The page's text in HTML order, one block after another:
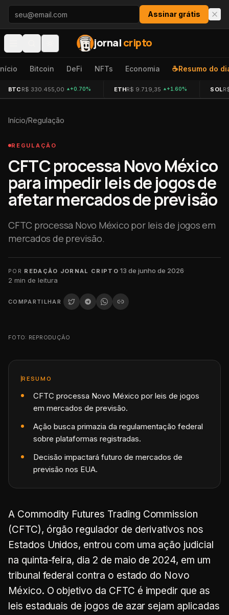
Pular para o conteúdo
Assinar grátis
jornalcripto
Bitcoin DeFi NFTs Economia ☕Resumo do
BTC R$ 330.455,00 +0.70% ETHR$ 9.719,35 +1.60% SOL
Início/Regulação
REGULAÇÃO
CFTC processa Novo México
para impedir leis de jogos de
afetar mercados de previsão
CFTC processa Novo México por leis de jogos em
mercados de previsão.
POR REDAÇÃO JORNAL CRIPTO·13 de junho de 2026·
2 min de leitura
COMPARTILHAR
FOTO: REPRODUÇÃO
RESUMO
CFTC processa Novo México por leis de jogos
em mercados de previsão.
Ação busca primazia da regulamentação federal
sobre plataformas registradas.
Decisão impactará futuro de mercados de
previsão nos EUA.
A Commodity Futures Trading Commission
(CFTC), órgão regulador de derivativos nos
Estados Unidos, entrou com uma ação judicial
na quinta-feira, dia 2 de maio de 2024, em um
tribunal federal contra o estado do Novo
México. O objetivo da CFTC é impedir que as
leis estaduais de jogos de azar sejam aplicadas